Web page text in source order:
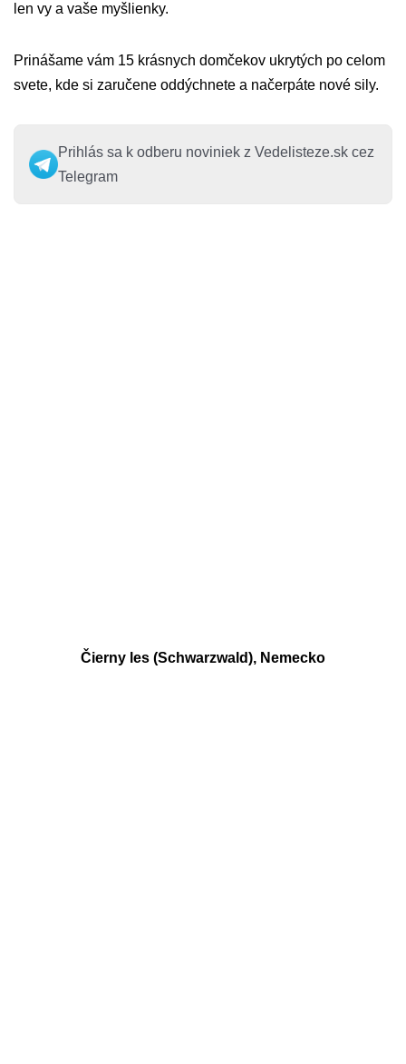
len vy a vaše myšlienky.
Prinášame vám 15 krásnych domčekov ukrytých po celom
svete, kde si zaručene oddýchnete a načerpáte nové sily.
Prihlás sa k odberu noviniek z Vedelisteze.sk cez
Telegram
Čierny les (Schwarzwald), Nemecko